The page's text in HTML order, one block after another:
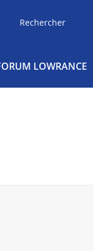
Rechercher
LOWRANCE